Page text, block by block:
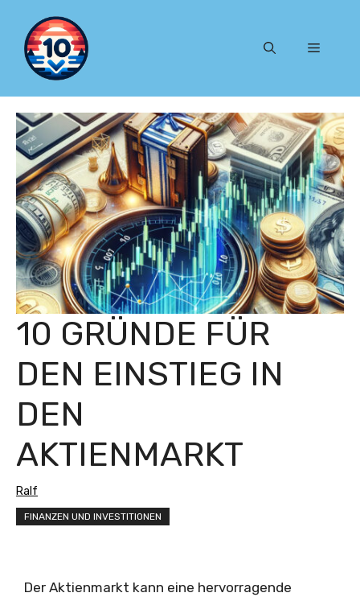
Inhalt
springen
Menü
10 GRÜNDE FÜR
DEN EINSTIEG IN
DEN
AKTIENMARKT
Ralf
FINANZEN UND INVESTITIONEN
Der Aktienmarkt kann eine hervorragende